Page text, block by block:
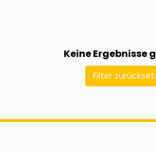
Keine Ergebnisse
Filter